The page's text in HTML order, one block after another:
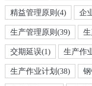
精益管理原则(4) 企
生产管理原则(39)
交期延误(1) 生产作
生产作业计划(38)